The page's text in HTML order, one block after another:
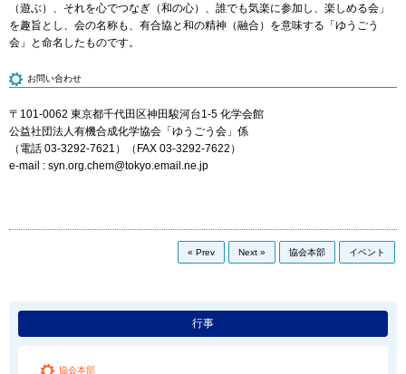
（遊ぶ）、それを心でつなぎ（和の心）、誰でも気楽に参加し、楽しめる会」
を趣旨とし、会の名称も、有合協と和の精神（融合）を意味する「ゆうごう
会」と命名したものです。
お問い合わせ
〒101-0062 東京都千代田区神田駿河台1-5 化学会館
公益社団法人有機合成化学協会「ゆうごう会」係
（電話 03-3292-7621）（FAX 03-3292-7622）
e-mail : syn.org.chem tokyo.email.ne.jp
« Prev Next » 協会本部 イベント
行事
協会本部